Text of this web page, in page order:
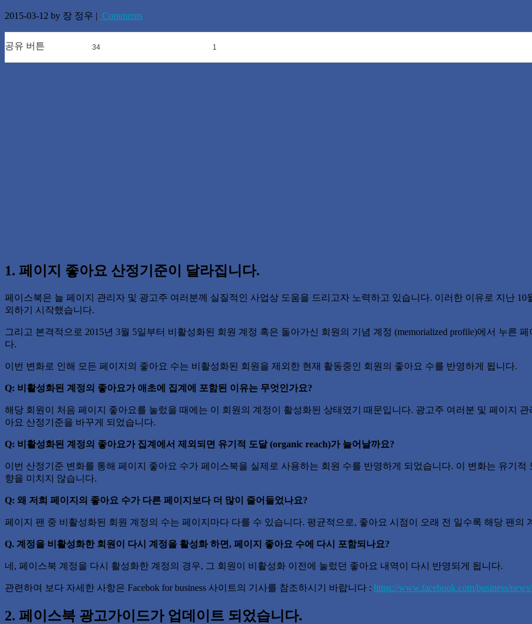
2015-03-12 by 장 정우 | Comments
공유 버튼 34 1
1. 페이지 좋아요 산정기준이 달라집니다.
페이스북은 늘 페이지 관리자 및 광고주 여러분께 실질적인 사업상 도움을 드리고자 노력하고 있습니다. 이러한 이유로 지난 10
외하기 시작했습니다.
그리고 본격적으로 2015년 3월 5일부터 비활성화된 회원 계정 혹은 돌아가신 회원의 기념 계정 (memorialized profile)에서 누른
다.
이번 변화로 인해 모든 페이지의 좋아요 수는 비활성화된 회원을 제외한 현재 활동중인 회원의 좋아요 수를 반영하게 됩니다.
Q: 비활성화된 계정의 좋아요가 애초에 집계에 포함된 이유는 무엇인가요?
해당 회원이 처음 페이지 좋아요를 눌렀을 때에는 이 회원의 계정이 활성화된 상태였기 때문입니다. 광고주 여러분 및 페이지
아요 산정기준을 바꾸게 되었습니다.
Q: 비활성화된 계정의 좋아요가 집계에서 제외되면 유기적 도달 (organic reach)가 늘어날까요?
이번 산정기준 변화를 통해 페이지 좋아요 수가 페이스북을 실제로 사용하는 회원 수를 반영하게 되었습니다. 이 변화는 유기
향을 미치지 않습니다.
Q: 왜 저희 페이지의 좋아요 수가 다른 페이지보다 더 많이 줄어들었나요?
페이지 팬 중 비활성화된 회원 계정의 수는 페이지마다 다를 수 있습니다. 평균적으로, 좋아요 시점이 오래 전 일수록 해당 팬의
Q. 계정을 비활성화한 회원이 다시 계정을 활성화 하면, 페이지 좋아요 수에 다시 포함되나요?
네, 페이스북 계정을 다시 활성화한 계정의 경우, 그 회원이 비활성화 이전에 눌렀던 좋아요 내역이 다시 반영되게 됩니다.
관련하여 보다 자세한 사항은 Facebok for business 사이트의 기사를 참조하시기 바랍니다 : https://www.facebook.com/business/
2. 페이스북 광고가이드가 업데이트 되었습니다.